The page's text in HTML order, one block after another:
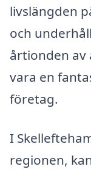
livslängden
och
årtionden
vara en
företag.
I
regionen,